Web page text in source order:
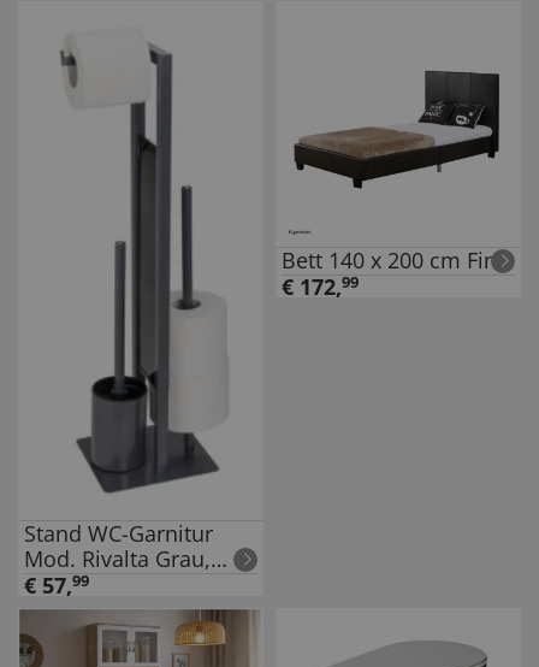
Stand WC-Garnitur
Mod. Rivalta Grau,
Platte aus
Sicherheitsglas
€ 57,99
Bett 140 x 200 cm Fina
€ 172,99